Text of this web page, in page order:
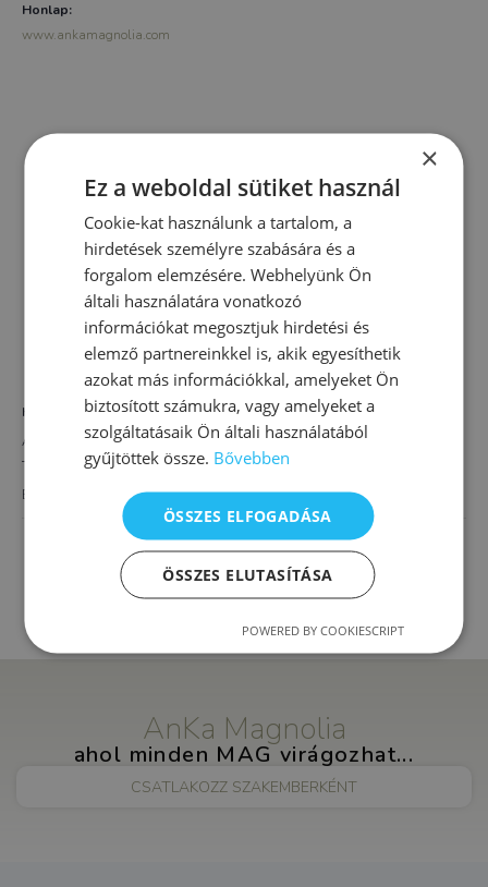
Honlap:
www.ankamagnolia.com
HELYSZÍN
AnKa Magnolia XVI.
Thököly út 4.
Budapest
Magyarország+ Google Térkép
Egész napos iskola-
Önismeretfejlesztés és szorongásoldás alsó
tagozatosoknak
AnKa Magnolia
ahol minden MAG virágozhat...
CSATLAKOZZ SZAKEMBERKÉNT
×
Ez a weboldal sütiket használ
Cookie-kat használunk a tartalom, a
hirdetések személyre szabására és a
forgalom elemzésére. Webhelyünk Ön
általi használatára vonatkozó
információkat megosztjuk hirdetési és
elemző partnereinkkel is, akik egyesíthetik
azokat más információkkal, amelyeket Ön
biztosított számukra, vagy amelyeket a
szolgáltatásaik Ön általi használatából
gyűjtöttek össze. Bővebben
ÖSSZES ELFOGADÁSA
ÖSSZES ELUTASÍTÁSA
POWERED BY COOKIESCRIPT